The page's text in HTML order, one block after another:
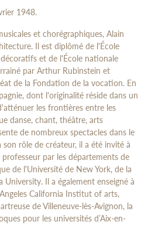
1948.
et chorégraphiques, Alain
Il est diplômé de l'École
et de l'École nationale
par Arthur Rubinstein et
de la Fondation de la vocation. En
dont l'originalité réside dans un
les frontières entre les
danse, chant, théâtre, arts
de nombreux spectacles dans le
rôle de créateur, il a été invité à
par les départements de
de l'Université de New York, de la
University. Il a également enseigné à
California Institut of arts,
de Villeneuve-lès-Avignon, la
pour les universités d’Aix-en-